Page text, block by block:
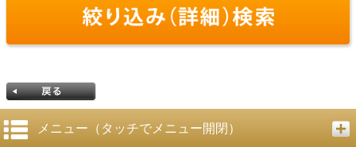
メニュー（タッチでメニュー開閉）